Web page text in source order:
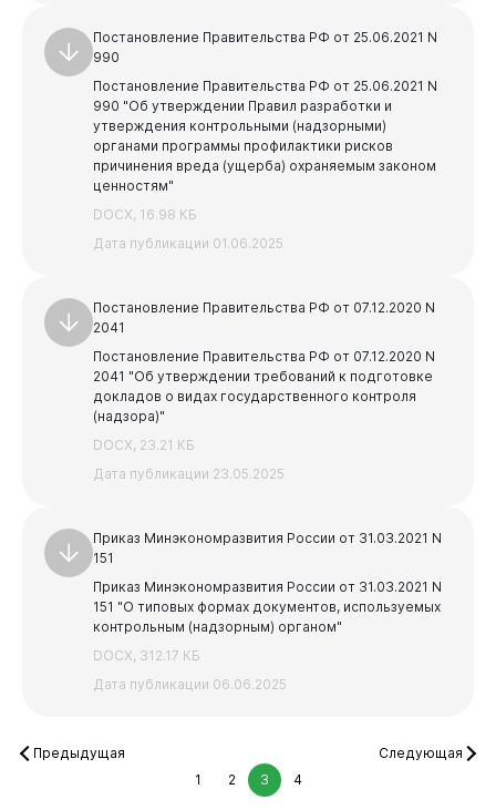
Администрация
Постановление Правительства РФ от 25.06.2021 N
990
Постановление Правительства РФ от 25.06.2021 N
990 "Об утверждении Правил разработки и
утверждения контрольными (надзорными)
органами программы профилактики рисков
причинения вреда (ущерба) охраняемым законом
ценностям"
DOCX, 16.98 КБ
Дата публикации 01.06.2025
Постановление Правительства РФ от 07.12.2020 N
2041
Постановление Правительства РФ от 07.12.2020 N
2041 "Об утверждении требований к подготовке
докладов о видах государственного контроля
(надзора)"
DOCX, 23.21 КБ
Дата публикации 23.05.2025
Приказ Минэкономразвития России от 31.03.2021 N
151
Приказ Минэкономразвития России от 31.03.2021 N
151 "О типовых формах документов, используемых
контрольным (надзорным) органом"
DOCX, 312.17 КБ
Дата публикации 06.06.2025
Предыдущая
1
2 3 4
Следующая